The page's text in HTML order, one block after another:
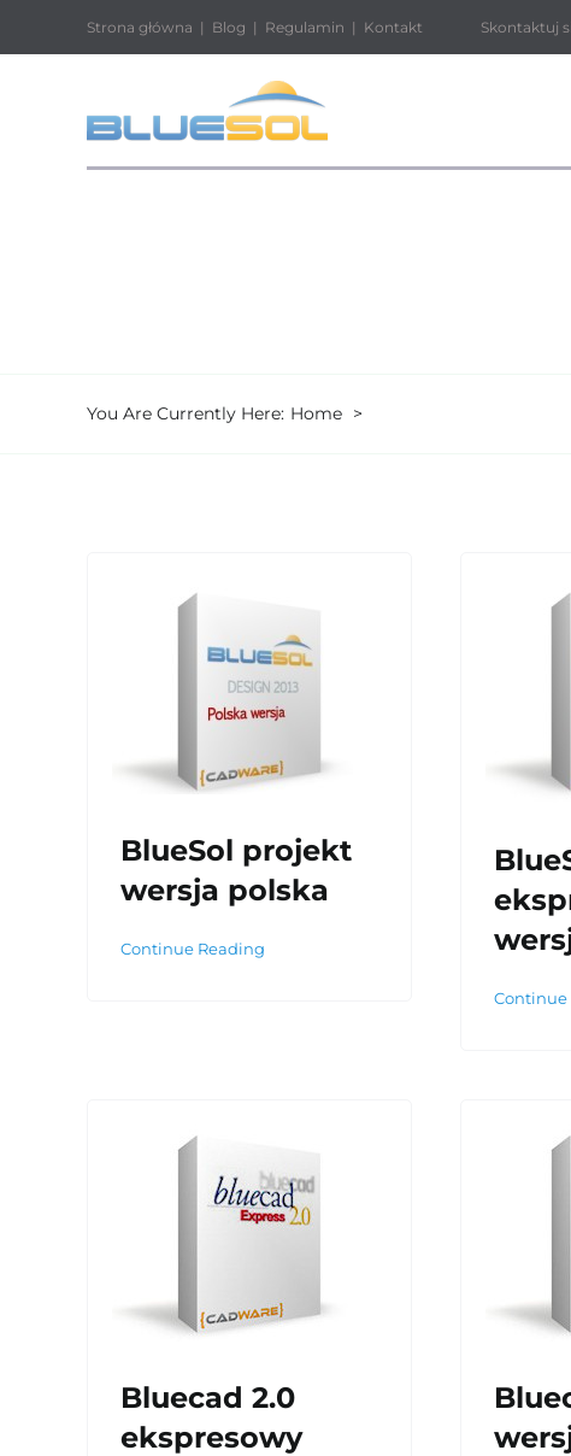
Strona główna | Blog | Regulamin | Kontakt Skontaktuj się z
You Are Currently Here: Home
BlueSol projekt
wersja polska
Continue Reading
Continue
Bluecad 2.0
ekspresowy